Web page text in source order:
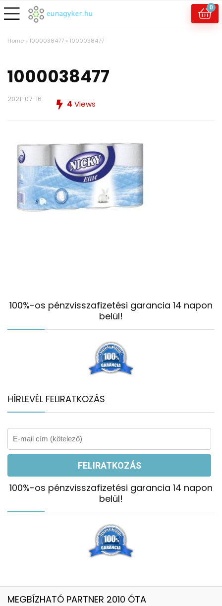
0
Home » 1000038477 » 1000038477
1000038477
2021-07-16 4 Views
100%-os pénzvisszafizetési garancia 14 napon
belül!
HÍRLEVÉL FELIRATKOZÁS
100%-os pénzvisszafizetési garancia 14 napon
belül!
MEGBÍZHATÓ PARTNER 2010 ÓTA